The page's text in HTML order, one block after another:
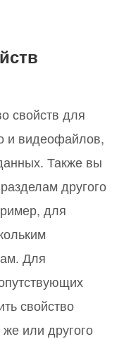
свойств для
и видеофайлов,
Также вы
другого
для
Для
свойство
или другого